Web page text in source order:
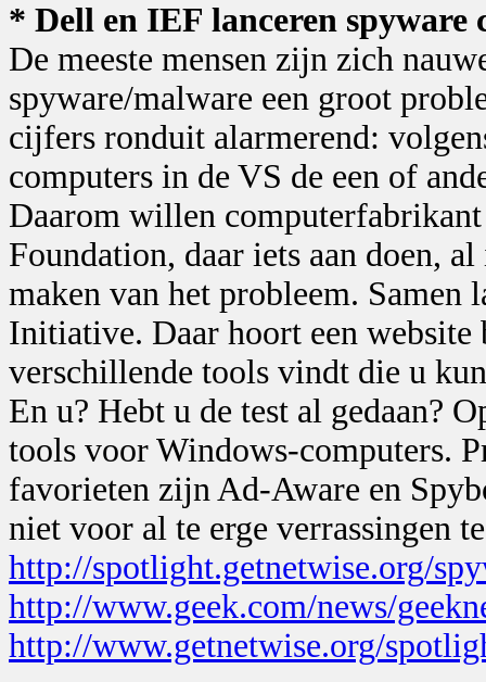
* Dell en IEF lanceren spyware
De meeste mensen zijn zich
spyware/malware een groot
cijfers ronduit alarmerend:
computers in de VS de een of
Daarom willen
Foundation, daar iets aan doen,
maken van het probleem. Samen
Initiative. Daar hoort een
verschillende tools vindt die u
En u? Hebt u de test al gedaan?
tools voor Windows-computers.
favorieten zijn Ad-Aware en
niet voor al te erge verrassingen
http://spotlight.getnetwise.org/
http://www.geek.com/news/
http://www.getnetwise.org/